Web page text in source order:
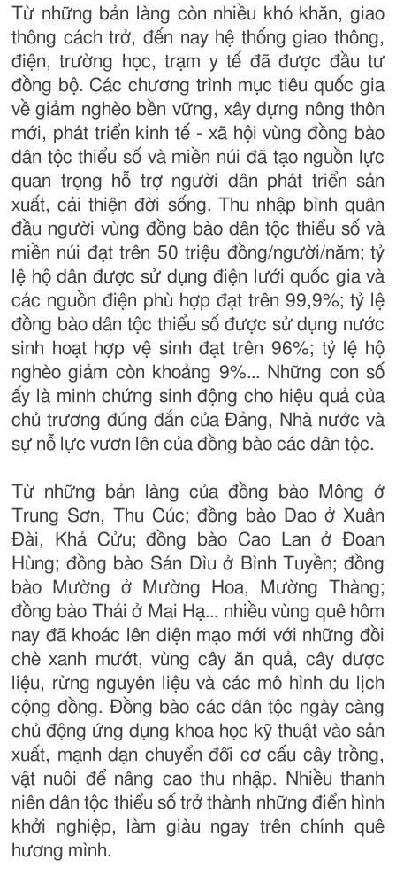
Từ những bản làng còn nhiều khó khăn, giao
thông cách trở, đến nay hệ thống giao thông,
điện, trường học, trạm y tế đã được đầu tư
đồng bộ. Các chương trình mục tiêu quốc gia
về giảm nghèo bền vững, xây dựng nông thôn
mới, phát triển kinh tế - xã hội vùng đồng bào
dân tộc thiểu số và miền núi đã tạo nguồn lực
quan trọng hỗ trợ người dân phát triển sản
xuất, cải thiện đời sống. Thu nhập bình quân
đầu người vùng đồng bào dân tộc thiểu số và
miền núi đạt trên 50 triệu đồng/người/năm; tỷ
lệ hộ dân được sử dụng điện lưới quốc gia và
các nguồn điện phù hợp đạt trên 99,9%; tỷ lệ
đồng bào dân tộc thiểu số được sử dụng nước
sinh hoạt hợp vệ sinh đạt trên 96%; tỷ lệ hộ
nghèo giảm còn khoảng 9%... Những con số
ấy là minh chứng sinh động cho hiệu quả của
chủ trương đúng đắn của Đảng, Nhà nước và
sự nỗ lực vươn lên của đồng bào các dân tộc.
Từ những bản làng của đồng bào Mông ở
Trung Sơn, Thu Cúc; đồng bào Dao ở Xuân
Đài, Khả Cửu; đồng bào Cao Lan ở Đoan
Hùng; đồng bào Sán Dìu ở Bình Tuyền; đồng
bào Mường ở Mường Hoa, Mường Thàng;
đồng bào Thái ở Mai Hạ... nhiều vùng quê hôm
nay đã khoác lên diện mạo mới với những đồi
chè xanh mướt, vùng cây ăn quả, cây dược
liệu, rừng nguyên liệu và các mô hình du lịch
cộng đồng. Đồng bào các dân tộc ngày càng
chủ động ứng dụng khoa học kỹ thuật vào sản
xuất, mạnh dạn chuyển đổi cơ cấu cây trồng,
vật nuôi để nâng cao thu nhập. Nhiều thanh
niên dân tộc thiểu số trở thành những điển hình
khởi nghiệp, làm giàu ngay trên chính quê
hương mình.